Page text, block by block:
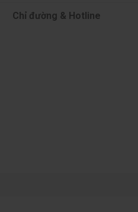
Chỉ đường & Hotline